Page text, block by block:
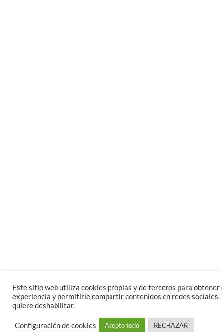
Este sitio web utiliza cookies propias y de terceros para
experiencia y permitirle compartir contenidos en redes
quiere deshabilitar.
Configuración de cookies Acepto todo RECHAZAR